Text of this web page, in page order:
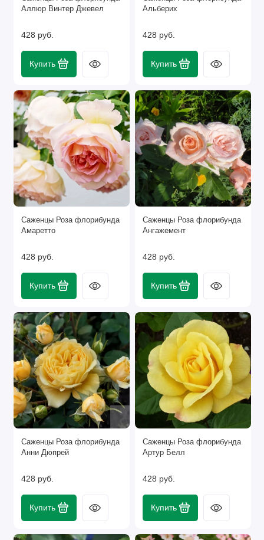
Аллюр Винтер Джевел
428 руб.
Купить
Альберих
428 руб.
Купить
Саженцы Роза флорибунда
Амаретто
428 руб.
Купить
Саженцы Роза флорибунда
Ангажемент
428 руб.
Купить
Саженцы Роза флорибунда
Анни Дюпрей
428 руб.
Купить
Саженцы Роза флорибунда
Артур Белл
428 руб.
Купить